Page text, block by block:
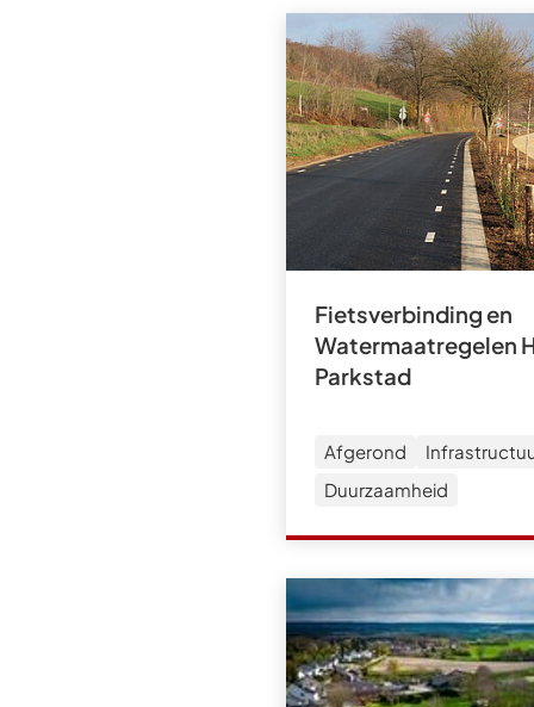
Fietsverbinding en
Watermaatregelen
Parkstad
Afgerond
Duurzaamheid